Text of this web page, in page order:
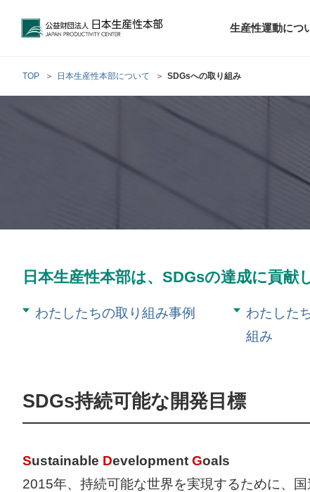
公益財団法人日本生産性本部
生産性運動につ
について
トップメッセ
生産性運動と
調査研究・提言活動
最新の調査
生産性に関す
働く人のメ
について
定款および
テーマ別研修
今月の研修
来月の研修・
コンサルティング
経営コンサ
経営コンサ
TOP 日本生産性本部について SDGsへの取り組み
日本生産性本部は、SDGsの達成に貢献
わたしたちの取り組み事例
わたした
組み
SDGs持続可能な開発目標
Sustainable Development Goals
2015年、持続可能な世界を実現するために、